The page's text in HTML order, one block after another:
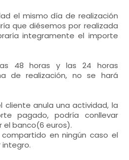
el mismo día de realización
que diésemos por realizada
integramente el importe
48 horas y las 24 horas
de realización, no se hará
cliente anula una actividad, la
pagado, podría conllevar
banco(6 euros).
en ningún caso el
integro.